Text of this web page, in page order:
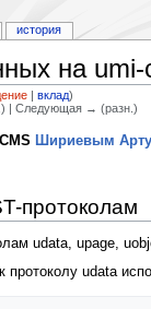
на umi-
|вклад)
| Следующая → (разн.)
Шириевым
протоколам
udata, upage,
udata
история